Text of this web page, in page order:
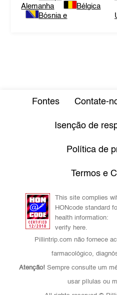
Alemanha
Bélgica
Bósnia e
Fontes Contate-
Isenção de
Política de
Termos e
This site complies
HONcode standard
health information:
verify here.
Pillintrip.com não fornece
farmacológico,
Atenção! Sempre consulte um
usar pílulas ou